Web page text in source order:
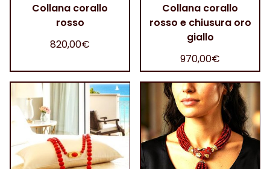
Collana corallo
rosso
820,00€
Collana corallo
rosso e chiusura oro
giallo
970,00€